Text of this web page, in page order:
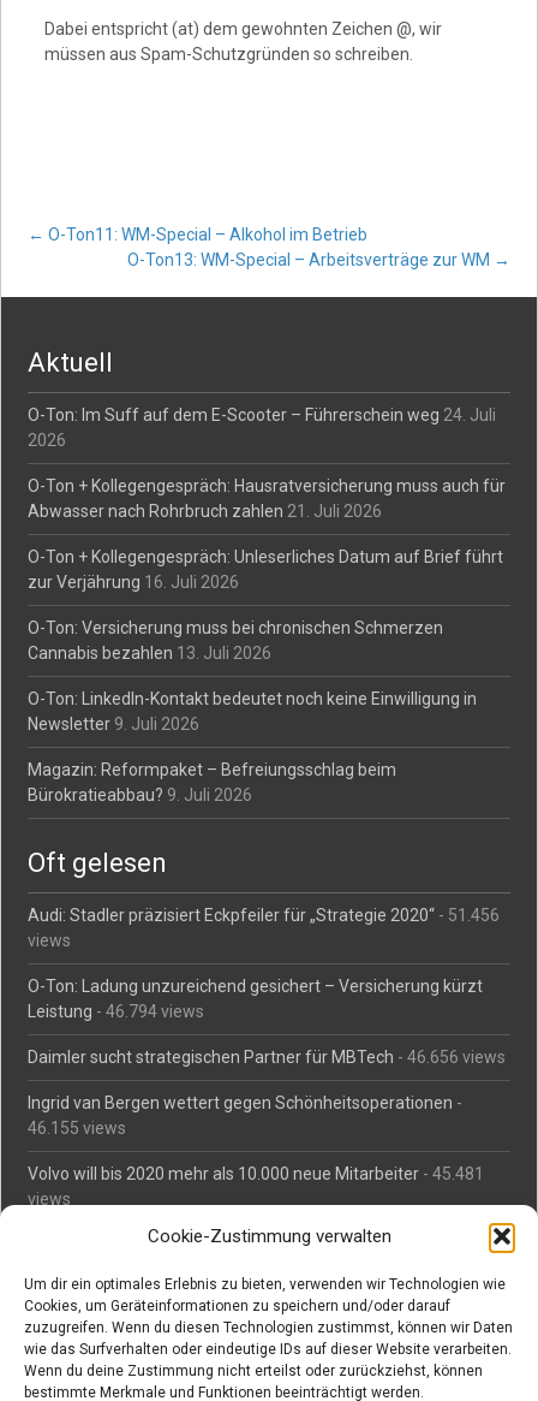
Cookie-Zustimmung verwalten
Um dir ein optimales Erlebnis zu bieten, verwenden wir Technologien wie
Cookies, um Geräteinformationen zu speichern und/oder darauf
zuzugreifen. Wenn du diesen Technologien zustimmst, können wir Daten
wie das Surfverhalten oder eindeutige IDs auf dieser Website verarbeiten.
Wenn du deine Zustimmung nicht erteilst oder zurückziehst, können
bestimmte Merkmale und Funktionen beeinträchtigt werden.
Dabei entspricht (at) dem gewohnten Zeichen @, wir
müssen aus Spam-Schutzgründen so schreiben.
Post
← O-Ton11: WM-Special – Alkohol im Betrieb
O-Ton13: WM-Special – Arbeitsverträge zur WM →
Aktuell
O-Ton: Im Suff auf dem E-Scooter – Führerschein weg 24. Juli
2026
O-Ton + Kollegengespräch: Hausratversicherung muss auch für
Abwasser nach Rohrbruch zahlen 21. Juli 2026
O-Ton + Kollegengespräch: Unleserliches Datum auf Brief führt
zur Verjährung 16. Juli 2026
O-Ton: Versicherung muss bei chronischen Schmerzen
Cannabis bezahlen 13. Juli 2026
O-Ton: LinkedIn-Kontakt bedeutet noch keine Einwilligung in
Newsletter 9. Juli 2026
Magazin: Reformpaket – Befreiungsschlag beim
Bürokratieabbau? 9. Juli 2026
Oft gelesen
Audi: Stadler präzisiert Eckpfeiler für „Strategie 2020“ - 51.456
views
O-Ton: Ladung unzureichend gesichert – Versicherung kürzt
Leistung - 46.794 views
Daimler sucht strategischen Partner für MBTech - 46.656 views
Ingrid van Bergen wettert gegen Schönheitsoperationen -
46.155 views
Volvo will bis 2020 mehr als 10.000 neue Mitarbeiter - 45.481
views
Mäßiges Interesse an Daimlers MBtech- 44.711 views
O-Ton: Wer muss Schaden für abgedriftete Silvesterraketen
zahlen?- 42.365 views
Kollegengespräch: Urteile zum Grillen - 42.058 views